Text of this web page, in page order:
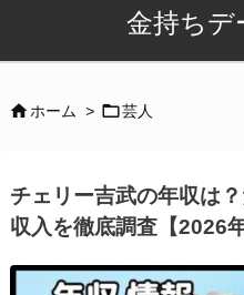
金持ちデ
ホーム > 芸人
チェリー吉武の年収は
収入を徹底調査【2026年